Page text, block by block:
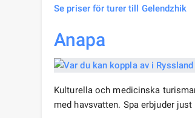
Se priser för turer till Gelendzhik
Anapa
Kulturella och medicinska
med havsvatten. Spa erbjuder